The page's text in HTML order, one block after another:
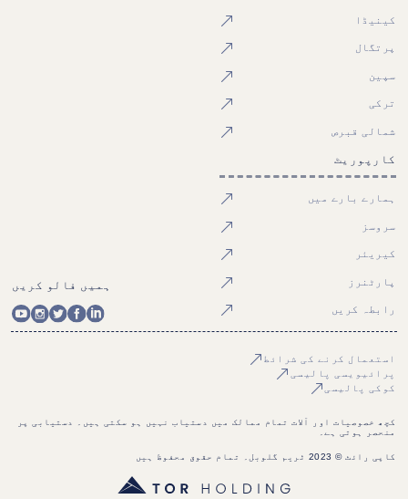
کینیڈا
پرتگال
سپین
ترکی
شمالی قبرص
کارپوریٹ
ہمارے بارے میں
سروسز
کیریئر
پارٹنرز
رابطہ کریں
ہمیں فالو کریں
استعمال کرنے کی شرائط
پرائیویسی پالیسی
کوکی پالیسی
کچھ خصوصیات اور آلات تمام ممالک میں دستیاب نہیں ہو سکتی ہیں۔ دستیابی پر
منحصر ہوتی ہے۔
کاپی رائٹ © 2023 ٹریم گلوبل۔ تمام حقوق محفوظ ہیں